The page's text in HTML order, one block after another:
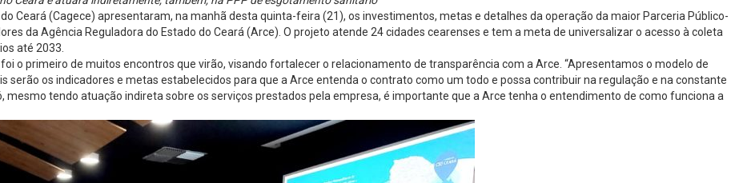
Ceará (Cagece) apresentaram, na manhã desta quinta-feira (21), os investimentos, metas e detalhes da operação da maior Parceria Público-
da Agência Reguladora do Estado do Ceará (Arce). O projeto atende 24 cidades cearenses e tem a meta de universalizar o acesso à coleta
até 2033.
o primeiro de muitos encontros que virão, visando fortalecer o relacionamento de transparência com a Arce. “Apresentamos o modelo de
serão os indicadores e metas estabelecidos para que a Arce entenda o contrato como um todo e possa contribuir na regulação e na constante
mesmo tendo atuação indireta sobre os serviços prestados pela empresa, é importante que a Arce tenha o entendimento de como funciona a